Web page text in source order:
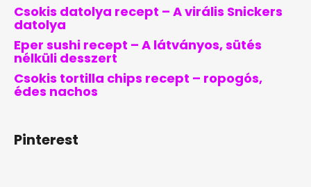
Csokis datolya recept – A virális Snickers
datolya
Eper sushi recept – A látványos, sütés
nélküli desszert
Csokis tortilla chips recept – ropogós,
édes nachos
Pinterest